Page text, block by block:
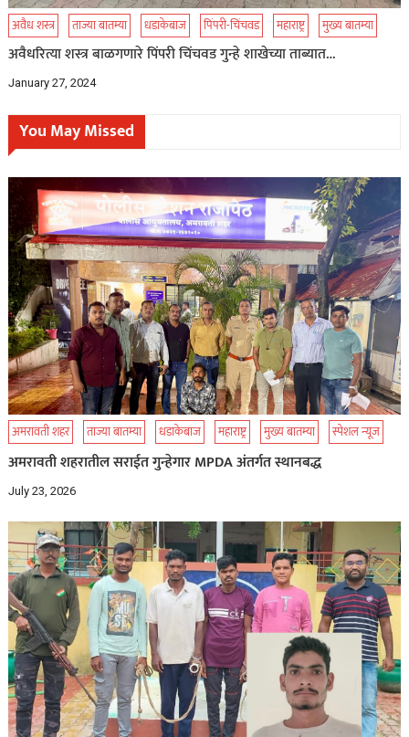
अवैध शस्त्र ताज्या बातम्या धडाकेबाज पिंपरी-चिंचवड महाराष्ट्र मुख्य बातम्या
अवैधरित्या शस्त्र बाळगणारे पिंपरी चिंचवड गुन्हे शाखेच्या ताब्यात…
January 27, 2024
You May Missed
अमरावती शहर ताज्या बातम्या धडाकेबाज महाराष्ट्र मुख्य बातम्या स्पेशल न्यूज
अमरावती शहरातील सराईत गुन्हेगार MPDA अंतर्गत स्थानबद्ध
July 23, 2026